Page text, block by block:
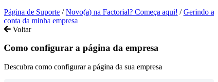
Página de Suporte / Novo(a) na Factorial? Começa aqui! / Gerindo a
conta da minha empresa
Voltar
Como configurar a página da empresa
Descubra como configurar a página da sua empresa